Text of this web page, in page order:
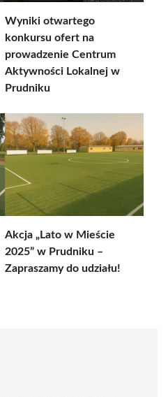
Wyniki otwartego
konkursu ofert na
prowadzenie Centrum
Aktywności Lokalnej w
Prudniku
Akcja „Lato w Mieście
2025” w Prudniku –
Zapraszamy do udziału!